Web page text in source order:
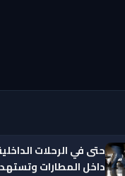
داخل المطارات